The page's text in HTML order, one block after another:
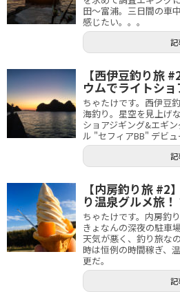
田〜富浦。三日間の車
感じたい。。。
記
【西伊豆釣り旅
ウムでライトシ
ちゃたけです。西伊豆
海釣り。星空を見上げ
ショアジギング&エギ
ル "セフィアBB" デビュ
記
【内房釣り旅 #2
り温泉グルメ旅！
ちゃたけです。内房釣
きょなんの深夜の駐車
天気が悪く、釣り旅な
時は恒例の時間稼ぎ、
更だ。
記